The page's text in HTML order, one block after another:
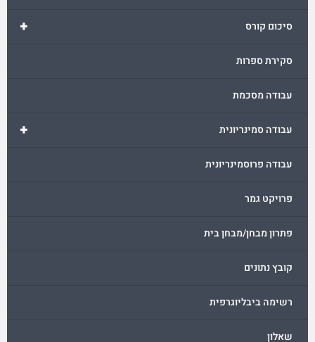
+ סיכום קורס
סקירת ספרות
עבודה מסכמת
+ עבודה סמינריונית
עבודה פרוסמינריונית
פרויקט גמר
פתרון מבחן/מבחן בית
קובץ נתונים
רשימה ביבליוגרפית
שאלון